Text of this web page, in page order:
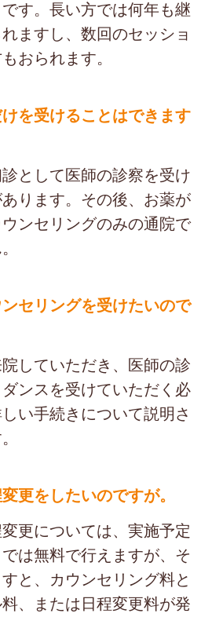
す。長い方では何年も継
ますし、数回のセッショ
おられます。
を受けることはできます
として医師の診察を受け
ります。その後、お薬が
ンセリングのみの通院で
セリングを受けたいので
していただき、医師の診
ンスを受けていただく必
い手続きについて説明さ
更をしたいのですが。
更については、実施予定
は無料で行えますが、そ
と、カウンセリング料と
、または日程変更料が発